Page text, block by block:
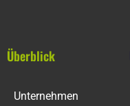
Überblick
Unternehmen